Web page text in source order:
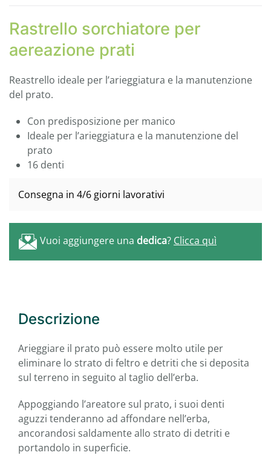
Rastrello sorchiatore per
aereazione prati
Reastrello ideale per l’arieggiatura e la manutenzione
del prato.
Con predisposizione per manico
Ideale per l’arieggiatura e la manutenzione del
prato
16 denti
Consegna in 4/6 giorni lavorativi
Vuoi aggiungere una dedica? Clicca quì
Descrizione
Arieggiare il prato può essere molto utile per
eliminare lo strato di feltro e detriti che si deposita
sul terreno in seguito al taglio dell’erba.
Appoggiando l’areatore sul prato, i suoi denti
aguzzi tenderanno ad affondare nell’erba,
ancorandosi saldamente allo strato di detriti e
portandolo in superficie.